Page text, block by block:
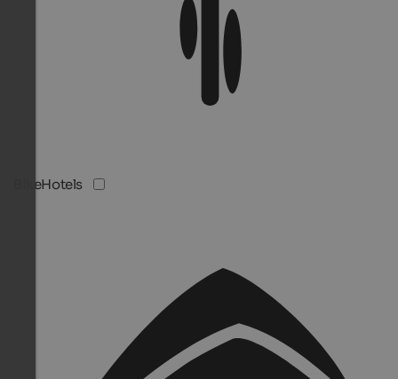
BikeHotels